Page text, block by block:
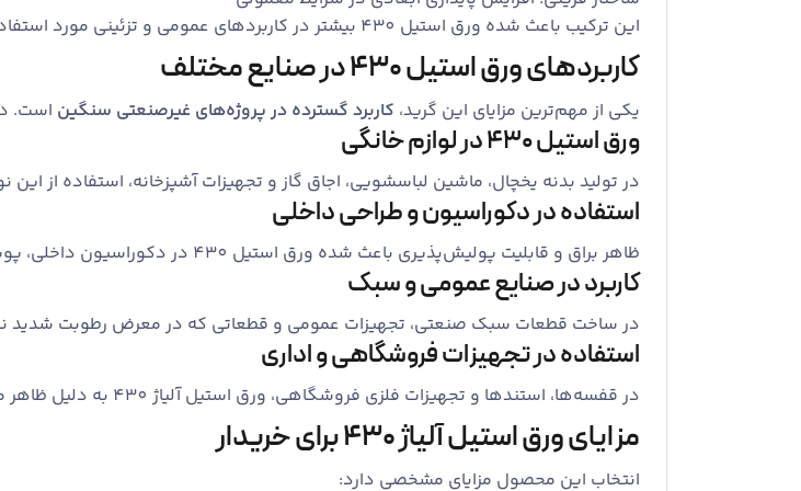
این ترکیب باعث شده ورق استیل 430 بیشتر در کاربردهای عمومی و تزئینی مورد استفاده قرار گیرد.
کاربردهای ورق استیل 430 در صنایع مختلف
یکی از مهم‌ترین مزایای این گرید، کاربرد گسترده در پروژه‌های غیرصنعتی سنگین است.
ورق استیل 430 در لوازم خانگی
در تولید بدنه یخچال، ماشین لباسشویی، اجاق گاز و تجهیزات آشپزخانه، استفاده از
استفاده در دکوراسیون و طراحی داخلی
ظاهر براق و قابلیت پولیش‌پذیری باعث شده ورق استیل 430 در دکوراسیون داخلی، پوشش دیوارها، قاب‌ها و المان‌های تزئینی کاربرد داشته باشد.
کاربرد در صنایع عمومی و سبک
در ساخت قطعات سبک صنعتی، تجهیزات عمومی و قطعاتی که در معرض رطوبت شدید
استفاده در تجهیزات فروشگاهی و اداری
در قفسه‌ها، استندها و تجهیزات فلزی فروشگاهی، ورق استیل آلیاژ 430 به دلیل ظاهر مناسب و هزینه کمتر، گزینه‌ای رایج است.
مزایای ورق استیل آلیاژ 430 برای خریدار
انتخاب این محصول مزایای مشخصی دارد: